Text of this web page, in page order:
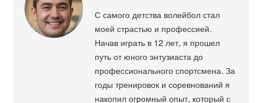
С самого детства волейбол стал
моей страстью и профессией.
Начав играть в 12 лет, я прошел
путь от юного энтузиаста до
профессионального спортсмена. За
годы тренировок и соревнований я
накопил огромный опыт, который с